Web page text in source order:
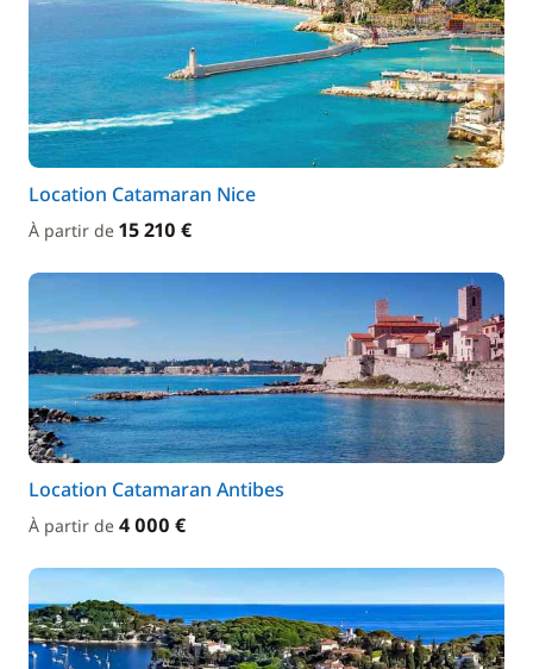
Location Catamaran Nice
À partir de 15 210 €
Location Catamaran Antibes
À partir de 4 000 €